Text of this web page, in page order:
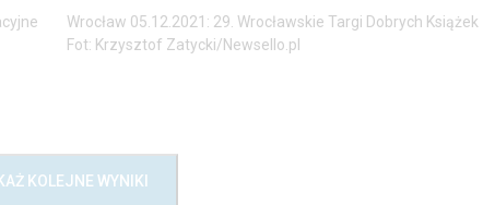
Wrocław 05.12.2021: 29. Wrocławskie Targi Dobrych Książek
Fot: Krzysztof Zatycki/Newsello.pl
KOLEJNE WYNIKI